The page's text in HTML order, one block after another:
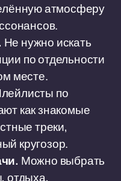
атмосферу
Не нужно искать
по отдельности
месте.
по
как знакомые
треки,
кругозор.
Можно выбрать
отдыха,